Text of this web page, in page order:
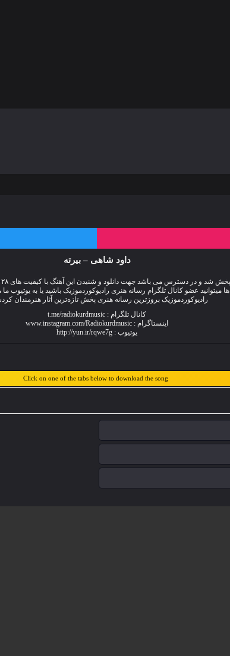
داود شاهی – بیرته
ها میتوانید عضوکانال تلگرام رسانه هنری رادیوکوردموزیک باشید یا به یوتیوب ما
رادیوکوردموزیک بروزترین رسانه هنری پخش تازەترین آثار هنرمندان
کانال تلگرام : t.me/radiokurdmusic
اینستاگرام : www.instagram.com/Radiokurdmusic
یوتیوب : http://yun.ir/rqwe7g
Click on one of the tabs below to download the song